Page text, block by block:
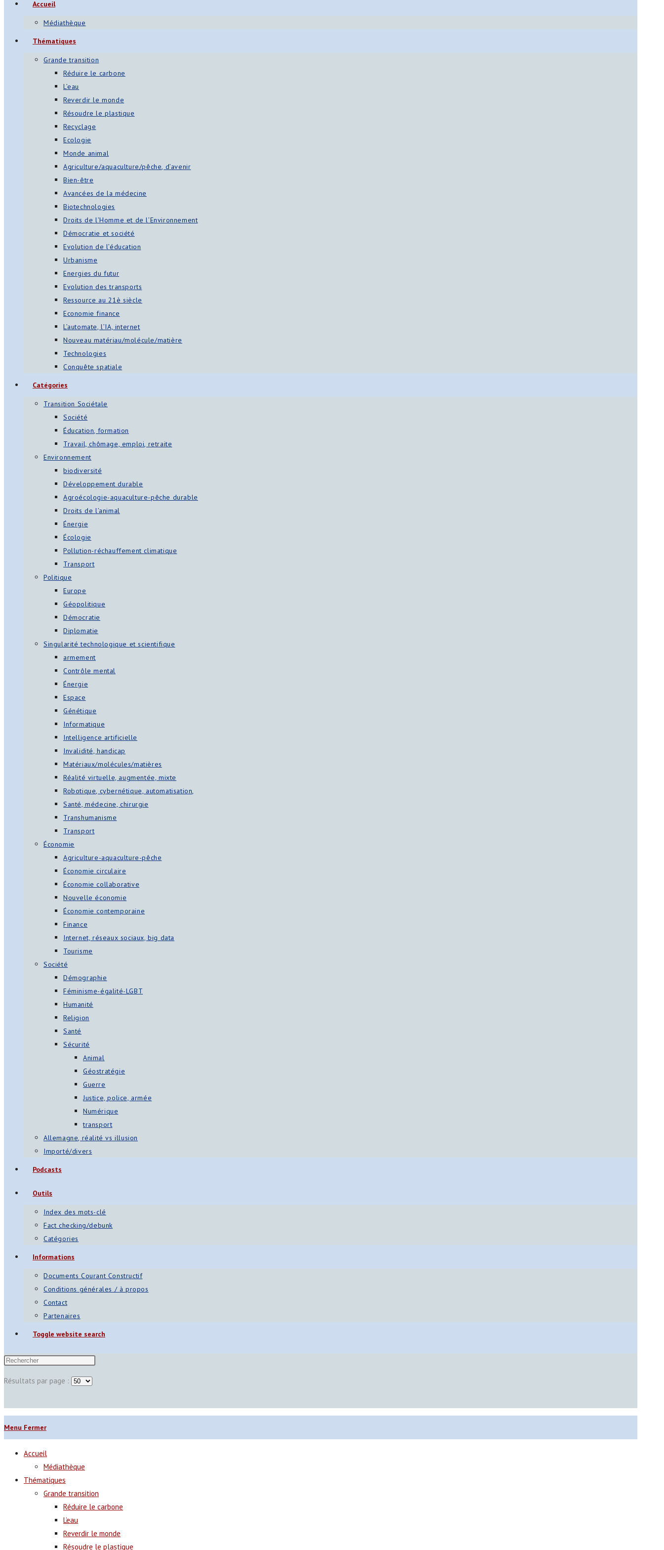
Accueil
Médiathèque
Thématiques
Grande transition
Réduire le carbone
L’eau
Reverdir le monde
Résoudre le plastique
Recyclage
Ecologie
Monde animal
Agriculture/aquaculture/pêche, d’avenir
Bien-être
Avancées de la médecine
Biotechnologies
Droits de l’Homme et de l’Environnement
Démocratie et société
Evolution de l’éducation
Urbanisme
Energies du futur
Evolution des transports
Ressource au 21è siècle
Economie finance
L’automate, l’IA, internet
Nouveau matériau/molécule/matière
Technologies
Conquête spatiale
Catégories
Transition Sociétale
Société
Éducation, formation
Travail, chômage, emploi, retraite
Environnement
biodiversité
Développement durable
Agroécologie-aquaculture-pêche durable
Droits de l’animal
Énergie
Écologie
Pollution-réchauffement climatique
Transport
Politique
Europe
Géopolitique
Démocratie
Diplomatie
Singularité technologique et scientifique
armement
Contrôle mental
Énergie
Espace
Génétique
Informatique
Intelligence artificielle
Invalidité, handicap
Matériaux/molécules/matières
Réalité virtuelle, augmentée, mixte
Robotique, cybernétique, automatisation,
Santé, médecine, chirurgie
Transhumanisme
Transport
Économie
Agriculture-aquaculture-pêche
Économie circulaire
Économie collaborative
Nouvelle économie
Économie contemporaine
Finance
Internet, réseaux sociaux, big data
Tourisme
Société
Démographie
Féminisme-égalité-LGBT
Humanité
Religion
Santé
Sécurité
Animal
Géostratégie
Guerre
Justice, police, armée
Numérique
transport
Allemagne, réalité vs illusion
Importé/divers
Podcasts
Outils
Index des mots-clé
Fact checking/debunk
Catégories
Informations
Documents Courant Constructif
Conditions générales / à propos
Contact
Partenaires
Toggle website search
Résultats par page :
Menu Fermer
Accueil
Médiathèque
Thématiques
Grande transition
Réduire le carbone
L’eau
Reverdir le monde
Résoudre le plastique